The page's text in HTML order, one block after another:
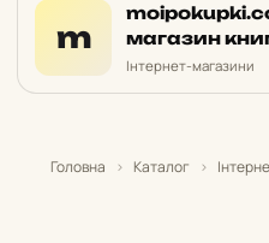
m
магазин
Інтернет-магазини
Головна › Каталог ›